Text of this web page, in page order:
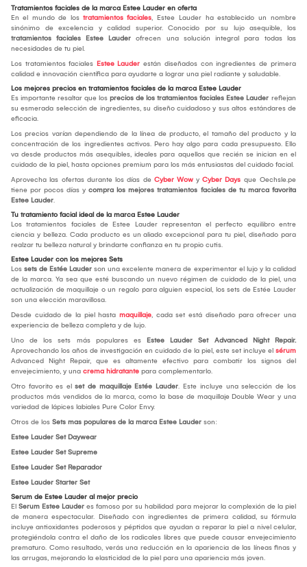
Tratamientos faciales de la marca Estee Lauder en oferta
En el mundo de los tratamientos faciales, Estee Lauder ha establecido un nombre
sinónimo de excelencia y calidad superior. Conocido por su lujo asequible, los
tratamientos faciales Estee Lauder ofrecen una solución integral para todas las
necesidades de tu piel.
Los tratamientos faciales Estee Lauder están diseñados con ingredientes de primera
calidad e innovación científica para ayudarte a lograr una piel radiante y saludable.
Los mejores precios en tratamientos faciales de la marca Estee Lauder
Es importante resaltar que los precios de los tratamientos faciales Estee Lauder reflejan
su esmerada selección de ingredientes, su diseño cuidadoso y sus altos estándares de
eficacia.
Los precios varían dependiendo de la línea de producto, el tamaño del producto y la
concentración de los ingredientes activos. Pero hay algo para cada presupuesto. Ello
va desde productos más asequibles, ideales para aquellos que recién se inician en el
cuidado de la piel, hasta opciones premium para los más entusiastas del cuidado facial.
Aprovecha las ofertas durante los días de Cyber Wow y Cyber Days que Oechsle.pe
tiene por pocos días y compra los mejores tratamientos faciales de tu marca favorita
Estee Lauder.
Tu tratamiento facial ideal de la marca Estee Lauder
Los tratamientos faciales de Estee Lauder representan el perfecto equilibro entre
ciencia y belleza. Cada producto es un aliado excepcional para tu piel, diseñado para
realzar tu belleza natural y brindarte confianza en tu propio cutis.
Estee Lauder con los mejores Sets
Los sets de Estée Lauder son una excelente manera de experimentar el lujo y la calidad
de la marca. Ya sea que esté buscando un nuevo régimen de cuidado de la piel, una
actualización de maquillaje o un regalo para alguien especial, los sets de Estée Lauder
son una elección maravillosa.
Desde cuidado de la piel hasta maquillaje, cada set está diseñado para ofrecer una
experiencia de belleza completa y de lujo.
Uno de los sets más populares es Estee Lauder Set Advanced Night Repair.
Aprovechando los años de investigación en cuidado de la piel, este set incluye el sérum
Advanced Night Repair, que es altamente efectivo para combatir los signos del
envejecimiento, y una crema hidratante para complementarlo.
Otro favorito es el set de maquillaje Estée Lauder. Este incluye una selección de los
productos más vendidos de la marca, como la base de maquillaje Double Wear y una
variedad de lápices labiales Pure Color Envy.
Otros de los Sets mas populares de la marca Estee Lauder son:
Estee Lauder Set Daywear
Estee Lauder Set Supreme
Estee Lauder Set Reparador
Estee Lauder Starter Set
Serum de Estee Lauder al mejor precio
El Serum Estee Lauder es famoso por su habilidad para mejorar la complexión de la piel
de manera espectacular. Diseñado con ingredientes de primera calidad, su fórmula
incluye antioxidantes poderosos y péptidos que ayudan a reparar la piel a nivel celular,
protegiéndola contra el daño de los radicales libres que puede causar envejecimiento
prematuro. Como resultado, verás una reducción en la apariencia de las líneas finas y
las arrugas, mejorando la elasticidad de la piel para una apariencia más joven.